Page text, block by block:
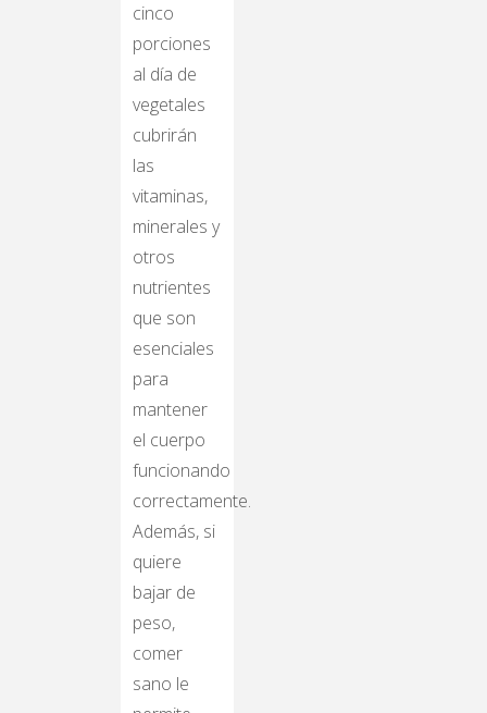
cinco
porciones
al día de
vegetales
cubrirán
las
vitaminas,
minerales y
otros
nutrientes
que son
esenciales
para
mantener
el cuerpo
funcionando
correctamente.
Además, si
quiere
bajar de
peso,
comer
sano le